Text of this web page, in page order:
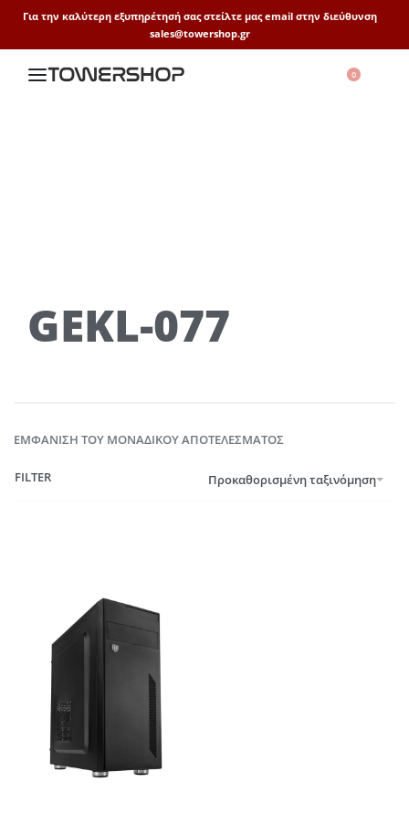
Για την καλύτερη εξυπηρέτησή σας στείλτε μας email στην διεύθυνση
sales@towershop.gr
0
GEKL-077
ΕΜΦΆΝΙΣΗ ΤΟΥ ΜΟΝΑΔΙΚΟΎ ΑΠΟΤΕΛΈΣΜΑΤΟΣ
Προκαθορισμένη ταξινόμηση
FILTER